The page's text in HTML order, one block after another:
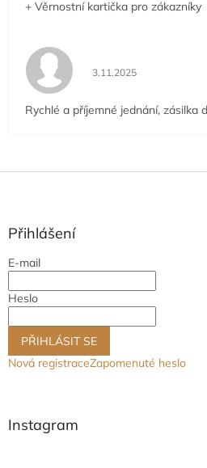
+ Věrnostní kartička pro zákazníky
Hodnocení obchodu je
3.11.2025
Rychlé a příjemné jednání, zásilka
Z
Přihlášení
E-mail
Heslo
PŘIHLÁSIT SE
Nová registraceZapomenuté heslo
Instagram